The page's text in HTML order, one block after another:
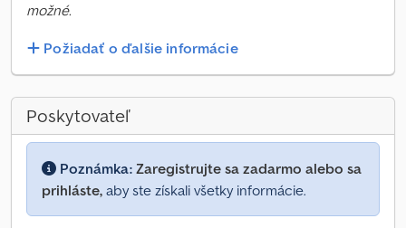
možné.
Požiadať o ďalšie informácie
Poskytovateľ
Poznámka: Zaregistrujte sa zadarmo alebo sa
prihláste, aby ste získali všetky informácie.